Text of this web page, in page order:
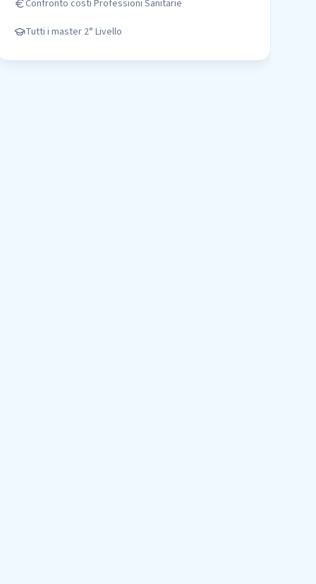
Confronto costi Professioni Sanitarie
Tutti i master 2° Livello